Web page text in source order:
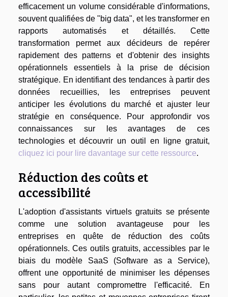
efficacement un volume considérable d'informations,
souvent qualifiées de "big data", et les transformer en
rapports automatisés et détaillés. Cette
transformation permet aux décideurs de repérer
rapidement des patterns et d'obtenir des insights
opérationnels essentiels à la prise de décision
stratégique. En identifiant des tendances à partir des
données recueillies, les entreprises peuvent
anticiper les évolutions du marché et ajuster leur
stratégie en conséquence. Pour approfondir vos
connaissances sur les avantages de ces
technologies et découvrir un outil en ligne gratuit,
cliquez ici pour lire davantage sur cette ressource.
Réduction des coûts et
accessibilité
L'adoption d'assistants virtuels gratuits se présente
comme une solution avantageuse pour les
entreprises en quête de réduction des coûts
opérationnels. Ces outils gratuits, accessibles par le
biais du modèle SaaS (Software as a Service),
offrent une opportunité de minimiser les dépenses
sans pour autant compromettre l'efficacité. En